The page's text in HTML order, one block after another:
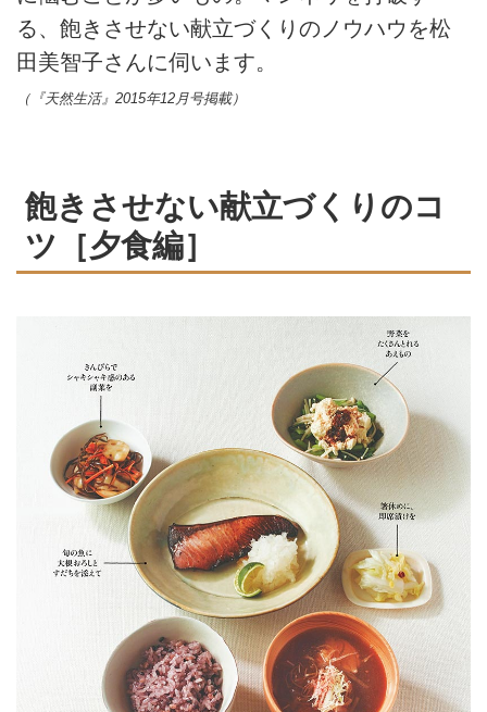
る、飽きさせない献立づくりのノウハウを松
田美智子さんに伺います。
（『天然生活』2015年12月号掲載）
飽きさせない献立づくりのコ
ツ［夕食編］